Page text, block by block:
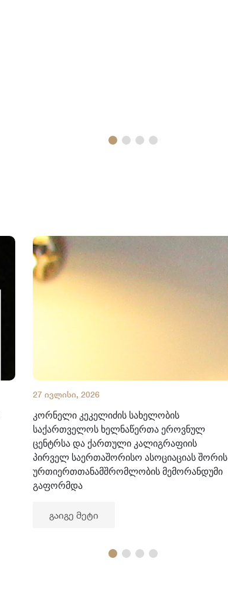
27 ივლისი, 2026
კორნელი კეკელიძის სახელობის
საქართველოს ხელნაწერთა ეროვნულ
ცენტრსა და ქართული კალიგრაფიის
პირველ საერთაშორისო ასოციაციას შორის
ურთიერთთანამშრომლობის მემორანდუმი
გაფორმდა
გაიგე მეტი